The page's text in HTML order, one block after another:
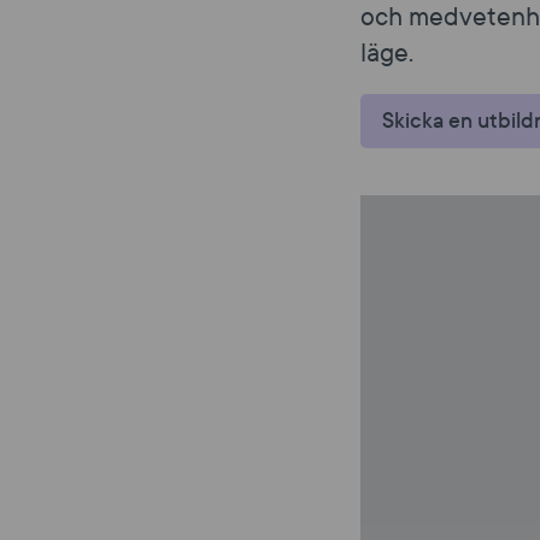
och
läge.
Skicka en